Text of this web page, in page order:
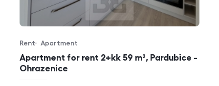
Apartment for rent 2+kk 59 m², Pardubice -
Ohrazenice
Offer type
Rent
Property type
Apartment